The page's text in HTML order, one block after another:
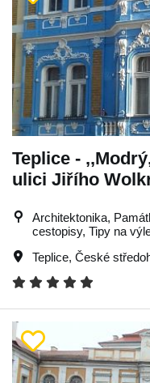
Teplice -
ulici Jiřího
Architektonika,
cestopisy, Tipy na
Teplice, České